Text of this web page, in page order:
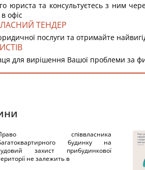
юриста та консультуєтесь з ним
офіс
ТЕНДЕР
послуги та отримайте
для вирішення Вашої проблеми за
співвласника
будинку на
захист прибудинкової
не залежить в